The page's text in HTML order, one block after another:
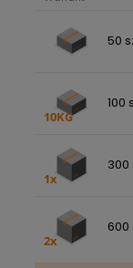
50
100
300
600